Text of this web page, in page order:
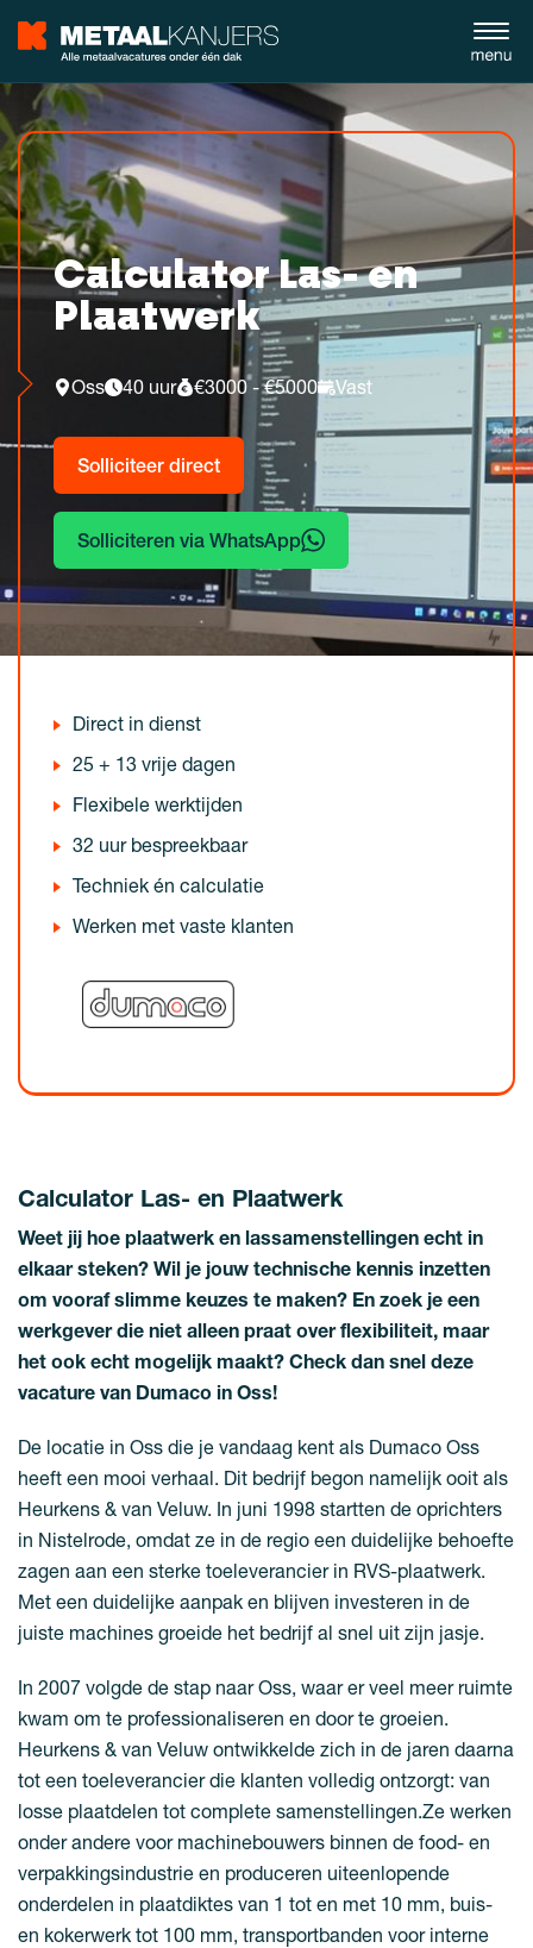
Calculator Las- en
Plaatwerk
Oss 40 uur €3000 - €5000 Vast
Solliciteer direct
Solliciteren via WhatsApp
Direct in dienst
25 + 13 vrije dagen
Flexibele werktijden
32 uur bespreekbaar
Techniek én calculatie
Werken met vaste klanten
Calculator Las- en Plaatwerk
Weet jij hoe plaatwerk en lassamenstellingen echt in
elkaar steken? Wil je jouw technische kennis inzetten
om vooraf slimme keuzes te maken? En zoek je een
werkgever die niet alleen praat over flexibiliteit, maar
het ook echt mogelijk maakt? Check dan snel deze
vacature van Dumaco in Oss!
De locatie in Oss die je vandaag kent als Dumaco Oss
heeft een mooi verhaal. Dit bedrijf begon namelijk ooit als
Heurkens & van Veluw. In juni 1998 startten de oprichters
in Nistelrode, omdat ze in de regio een duidelijke behoefte
zagen aan een sterke toeleverancier in RVS-plaatwerk.
Met een duidelijke aanpak en blijven investeren in de
juiste machines groeide het bedrijf al snel uit zijn jasje.
In 2007 volgde de stap naar Oss, waar er veel meer ruimte
kwam om te professionaliseren en door te groeien.
Heurkens & van Veluw ontwikkelde zich in de jaren daarna
tot een toeleverancier die klanten volledig ontzorgt: van
losse plaatdelen tot complete samenstellingen.Ze werken
onder andere voor machinebouwers binnen de food- en
verpakkingsindustrie en produceren uiteenlopende
onderdelen in plaatdiktes van 1 tot en met 10 mm, buis-
en kokerwerk tot 100 mm, transportbanden voor interne